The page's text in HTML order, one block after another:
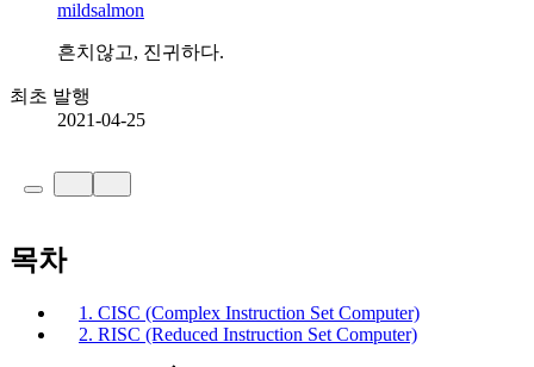
mildsalmon
흔치않고, 진귀하다.
최초 발행
2021-04-25
목차
1. CISC (Complex Instruction Set Computer)
2. RISC (Reduced Instruction Set Computer)